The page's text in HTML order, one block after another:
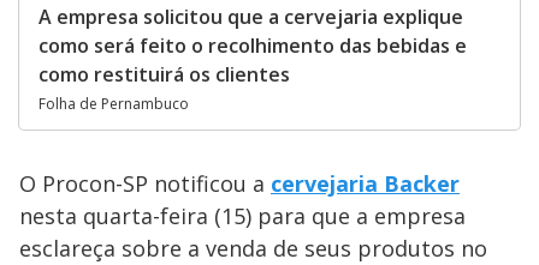
A empresa solicitou que a cervejaria explique
como será feito o recolhimento das bebidas e
como restituirá os clientes
Folha de Pernambuco
O Procon-SP notificou a cervejaria Backer
nesta quarta-feira (15) para que a empresa
esclareça sobre a venda de seus produtos no